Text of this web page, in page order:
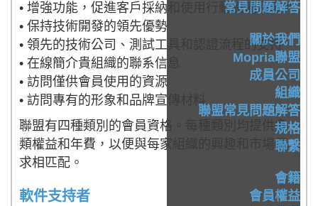
常見問題解答
關於我們
Mopria聯盟
成員公司
組織
聯盟常見問題解答
規格
聯繫
會籍
會員權益
• 增強功能，促進客戶採納和使用行動設備及軟件
• 保持技術開發的領先優勢
• 領先的技術公司、測試工具和認證流程的支持
• 在線簡介貴組織的聯系信息
• 訪問僅供會員使用的資源
• 訪問專有的形象和品牌宣傳材料
聯盟有四種類別的會員資格。每種類別均提供多
類權益和年費，以便與每家組織的興趣和市場需
求相匹配。
軟件支持者